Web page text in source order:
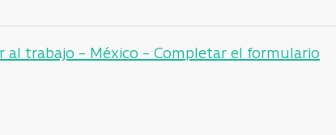
al trabajo – México – Completar el formulario